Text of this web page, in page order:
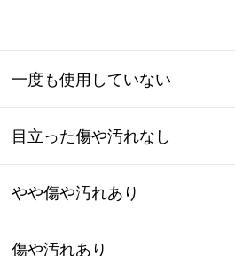
一度も使用していない
目立った傷や汚れなし
やや傷や汚れあり
傷や汚れあり